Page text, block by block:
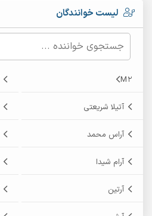
لیست خوانندگان
M2
آتیلا شریعتی
آراس محمد
آرام شیدا
آرتین